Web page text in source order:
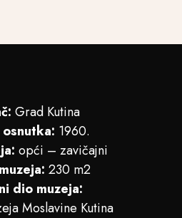
Grad Kutina
1960.
opći – zavičajni
230 m2
dio muzeja:
Moslavine Kutina